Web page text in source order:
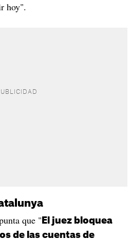
hoy".
que " El juez bloquea
de las cuentas de